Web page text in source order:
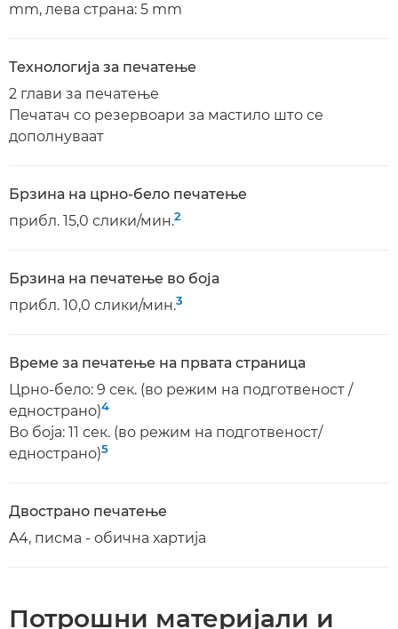
mm, лева страна: 5 mm
Технологија за печатење
2 глави за печатење
Печатач со резервоари за мастило што се
дополнуваат
Брзина на црно-бело печатење
прибл. 15,0 слики/мин.2
Брзина на печатење во боја
прибл. 10,0 слики/мин.3
Време за печатење на првата страница
Црно-бело: 9 сек. (во режим на подготвеност /
еднострано)4
Во боја: 11 сек. (во режим на подготвеност/
еднострано)5
Двострано печатење
A4, писма - обична хартија
Потрошни материјали и